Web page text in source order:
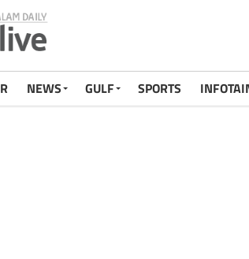
NEWS GULF SPORTS